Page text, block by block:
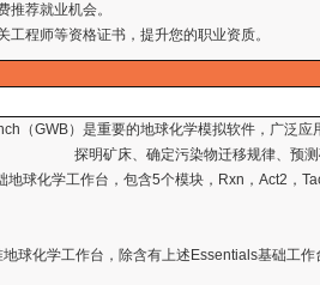
荐就业机会。
程师等资格证书，提升您的职业资质。
（GWB）是重要的地球化学模拟软件，广泛
探明矿床、确定污染物迁移规律、预
地球化学工作台，包含5个模块，Rxn，Act2
地球化学工作台，除含有上述Essentials基础